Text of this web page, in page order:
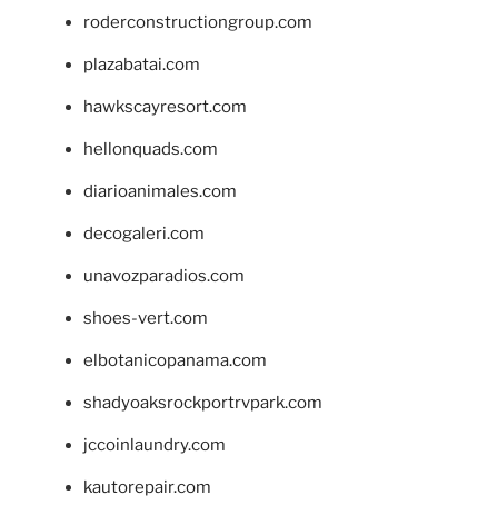
roderconstructiongroup.com
plazabatai.com
hawkscayresort.com
hellonquads.com
diarioanimales.com
decogaleri.com
unavozparadios.com
shoes-vert.com
elbotanicopanama.com
shadyoaksrockportrvpark.com
jccoinlaundry.com
kautorepair.com